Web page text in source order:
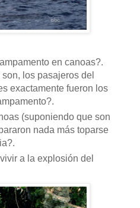
en canoas?.
los pasajeros del
exactamente fueron los
(suponiendo que son
nada más toparse
a la explosión del